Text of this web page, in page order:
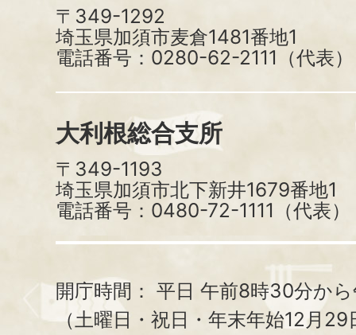
〒349-1292
埼玉県加須市麦倉1481番地1
電話番号：0280-62-2111（代表）
大利根総合支所
〒349-1193
埼玉県加須市北下新井1679番地1
電話番号：0480-72-1111（代表）
開庁時間： 平日 午前8時30分か
（土曜日・祝日・年末年始12月